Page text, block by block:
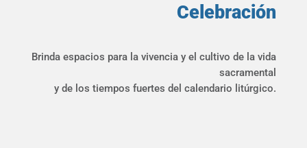
Celebración
Brinda espacios para la vivencia y el cultivo de la vida
sacramental
y de los tiempos fuertes del calendario litúrgico.